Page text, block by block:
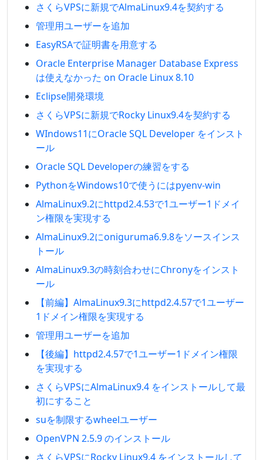
さくらVPSに新規でAlmaLinux9.4を契約する
管理用ユーザーを追加
EasyRSAで証明書を用意する
Oracle Enterprise Manager Database Express
は使えなかった on Oracle Linux 8.10
Eclipse開発環境
さくらVPSに新規でRocky Linux9.4を契約する
WIndows11にOracle SQL Developer をインスト
ール
Oracle SQL Developerの練習をする
PythonをWindows10で使うにはpyenv-win
AlmaLinux9.2にhttpd2.4.53で1ユーザー1ドメイ
ン権限を実現する
AlmaLinux9.2にoniguruma6.9.8をソースインス
トール
AlmaLinux9.3の時刻合わせにChronyをインスト
ール
【前編】AlmaLinux9.3にhttpd2.4.57で1ユーザー
1ドメイン権限を実現する
管理用ユーザーを追加
【後編】httpd2.4.57で1ユーザー1ドメイン権限
を実現する
さくらVPSにAlmaLinux9.4 をインストールして最
初にすること
suを制限するwheelユーザー
OpenVPN 2.5.9 のインストール
さくらVPSにRocky Linux9.4 をインストールして